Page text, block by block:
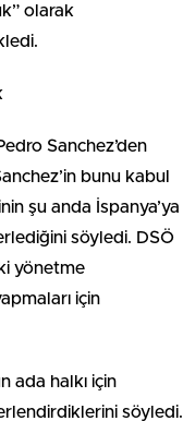
olarak
Sanchez’den
bunu kabul
şu anda İspanya’ya
söyledi. DSÖ
yönetme
için
ada halkı için
söyledi.